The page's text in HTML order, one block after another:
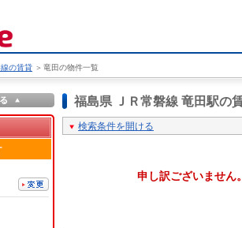
の賃貸 ＞ 竜田の物件一覧
福島県 ＪＲ常磐線 竜田駅の
検索条件を開ける
申し訳ございません